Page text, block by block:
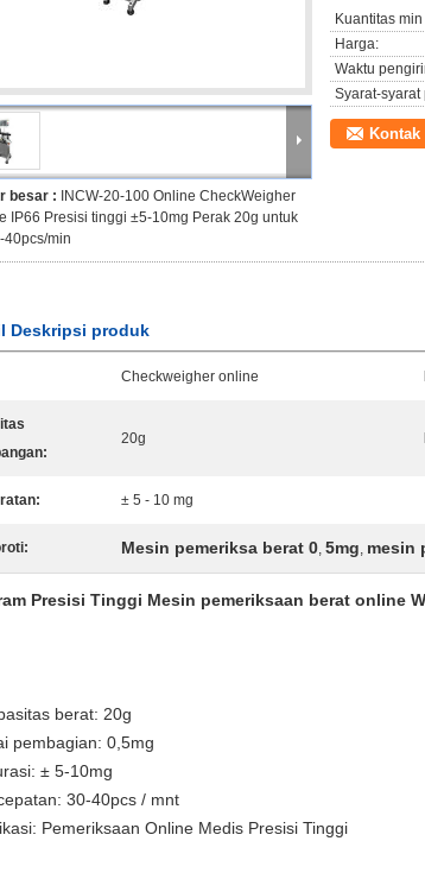
besar :
INCW-20-100 Online CheckWeigher
IP66 Presisi tinggi ±5-10mg Perak 20g untuk
40pcs/min
Kuantitas
Harga:
Waktu
Syarat-
Kontak
Deskripsi produk
Checkweigher online
20g
± 5 - 10 mg
Mesin pemeriksa berat 0, 5mg, mesin
Presisi Tinggi Mesin pemeriksaan berat online
berat: 20g
pembagian: 0,5mg
± 5-10mg
30-40pcs / mnt
Pemeriksaan Online Medis Presisi Tinggi